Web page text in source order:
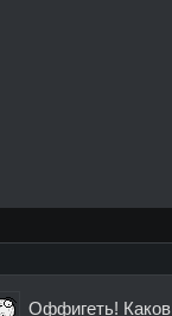
Оффигеть!